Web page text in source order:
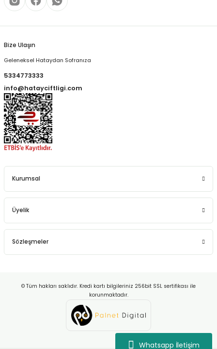
Whatsapp İletişim
Bize Ulaşın
Geleneksel Hataydan Sofranıza
5334773333
info@hatayciftligi.com
Kurumsal
Üyelik
Sözleşmeler
© Tüm hakları saklıdır. Kredi kartı bilgileriniz 256bit SSL sertifikası ile
korunmaktadır.